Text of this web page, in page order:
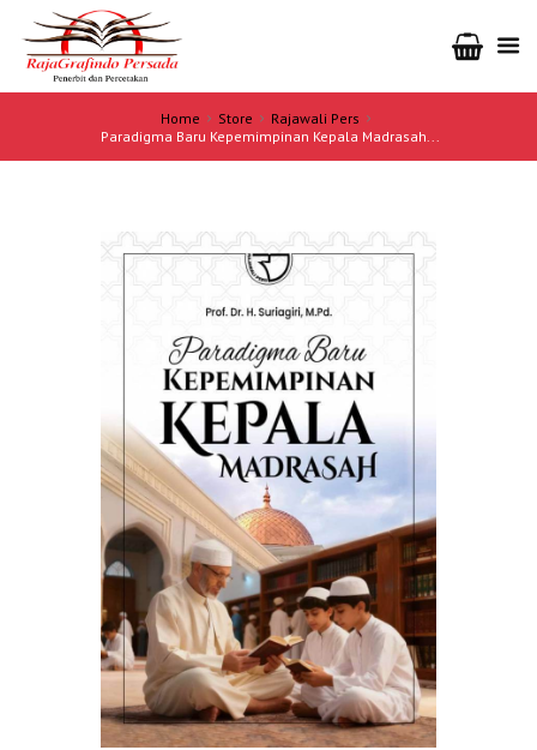
Home Store
Rajawali Pers
Paradigma Baru Kepemimpinan Kepala Madrasah...